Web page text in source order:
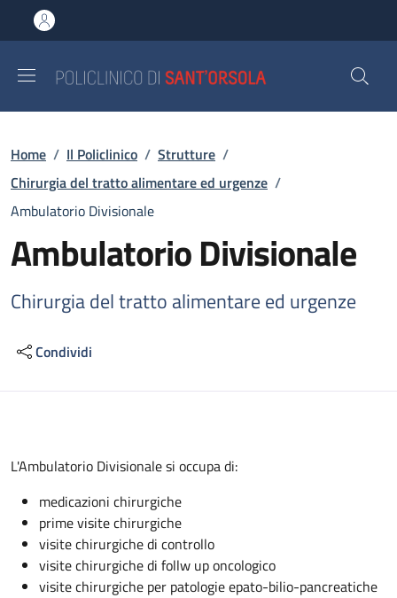
al contenuto principale
to footer content
Briciole di pane
Home / Il Policlinico / Strutture /
Chirurgia del tratto alimentare ed urgenze /
Ambulatorio Divisionale
Ambulatorio Divisionale
Chirurgia del tratto alimentare ed urgenze
Condividi
L'Ambulatorio Divisionale si occupa di:
medicazioni chirurgiche
prime visite chirurgiche
visite chirurgiche di controllo
visite chirurgiche di follw up oncologico
visite chirurgiche per patologie epato-bilio-pancreatiche